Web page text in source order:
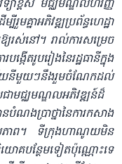
ទ្យាខ្ពស់ មជ្ឈមណ្ឌលហិរញ្ញ
មគ្នាអភិវឌ្ឍប្រព័ន្ធហេដ្ឋា
ឱ្យ​រស់នៅ។ រាល់ការសម្រេច
តរូបរៀងនៃរដ្ឋធានីក្នុង
យនីមួយៗនឹងរួមចំណែកដល់
ាមជ្ឈមណ្ឌលអភិវឌ្ឍន៍ដ៏
ងប្រាថ្នានៃការកសាង
ភាព។ ទីក្រុងហាណូយមិន
គបន្ថែមទៀតប៉ុណ្ណោះទេ